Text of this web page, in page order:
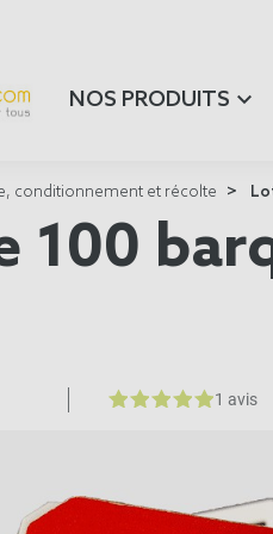
NOS PRODUITS
conditionnement et récolte
100
1 avis